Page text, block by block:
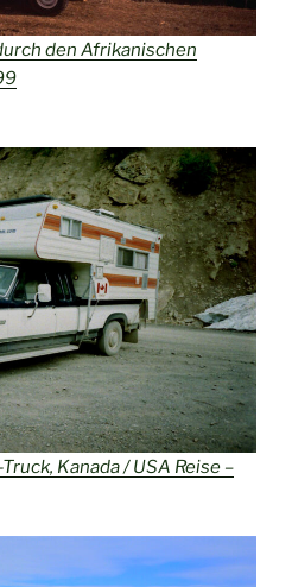
den Afrikanischen
Kanada / USA Reise –